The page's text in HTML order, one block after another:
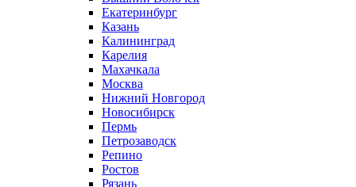
Екатеринбург
Казань
Калининград
Карелия
Махачкала
Москва
Нижний Новгород
Новосибирск
Пермь
Петрозаводск
Репино
Ростов
Рязань